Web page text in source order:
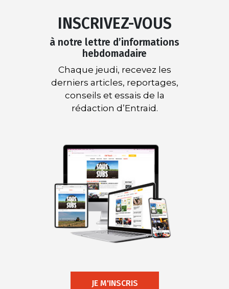
INSCRIVEZ-VOUS
à notre lettre d’informations
hebdomadaire
Chaque jeudi, recevez les
derniers articles, reportages,
conseils et essais de la
rédaction d’Entraid.
JE M'INSCRIS